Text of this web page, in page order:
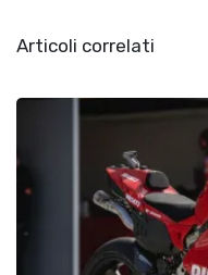
Articoli correlati